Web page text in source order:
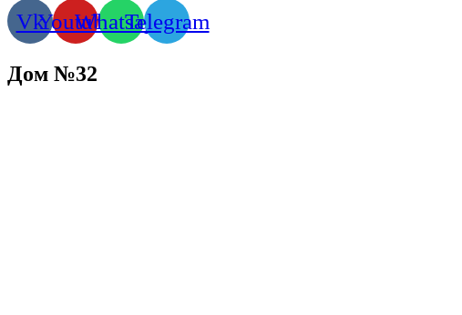
VkYoutubeWhatsappTelegram
Дом №32